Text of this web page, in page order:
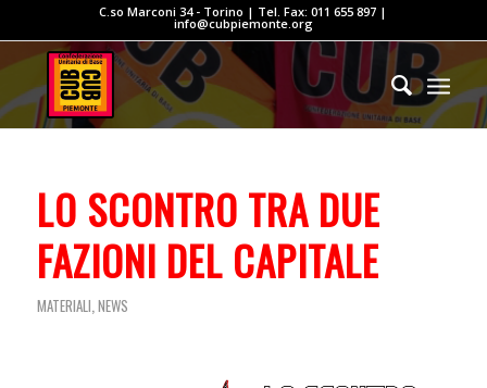
C.so Marconi 34 - Torino | Tel. Fax: 011 655 897 |
info@cubpiemonte.org
LO SCONTRO TRA DUE
FAZIONI DEL CAPITALE
MATERIALI, NEWS